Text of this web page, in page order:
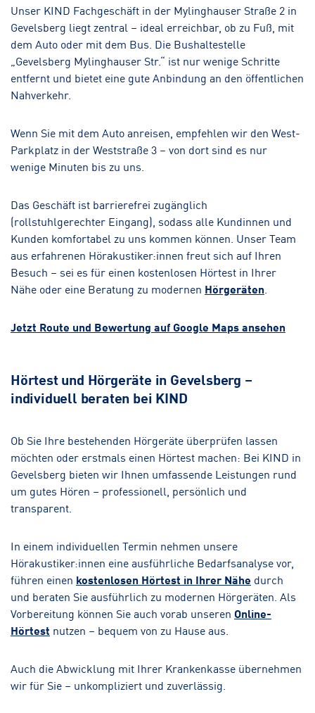
Iserlohn-Letmathe
Hörakustik
Unser KIND Fachgeschäft in der Mylinghauser Straße 2 in
Gevelsberg liegt zentral – ideal erreichbar, ob zu Fuß, mit
dem Auto oder mit dem Bus. Die Bushaltestelle
„Gevelsberg Mylinghauser Str.“ ist nur wenige Schritte
entfernt und bietet eine gute Anbindung an den öffentlichen
Nahverkehr.
Wenn Sie mit dem Auto anreisen, empfehlen wir den West-
Parkplatz in der Weststraße 3 – von dort sind es nur
wenige Minuten bis zu uns.
Das Geschäft ist barrierefrei zugänglich
(rollstuhlgerechter Eingang), sodass alle Kundinnen und
Kunden komfortabel zu uns kommen können. Unser Team
aus erfahrenen Hörakustiker:innen freut sich auf Ihren
Besuch – sei es für einen kostenlosen Hörtest in Ihrer
Nähe oder eine Beratung zu modernen Hörgeräten
Jetzt Route und Bewertung auf Google Maps ansehen
Hörtest und Hörgeräte in Gevelsberg –
individuell beraten bei KIND
Ob Sie Ihre bestehenden Hörgeräte überprüfen lassen
möchten oder erstmals einen Hörtest machen: Bei KIND in
Gevelsberg bieten wir Ihnen umfassende Leistungen rund
um gutes Hören – professionell, persönlich und
transparent.
In einem individuellen Termin nehmen unsere
Hörakustiker:innen eine ausführliche Bedarfsanalyse vor,
führen einen kostenlosen Hörtest in Ihrer Nähe durch
und beraten Sie ausführlich zu modernen Hörgeräten. Als
Vorbereitung können Sie auch vorab unseren Online-
Hörtest nutzen – bequem von zu Hause aus.
Auch die Abwicklung mit Ihrer Krankenkasse übernehmen
wir für Sie – unkompliziert und zuverlässig.